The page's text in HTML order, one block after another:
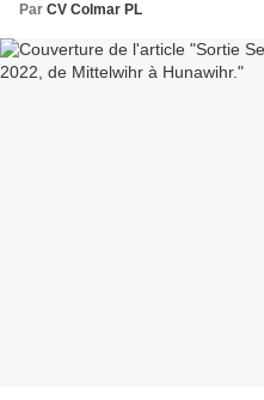
Par CV Colmar PL